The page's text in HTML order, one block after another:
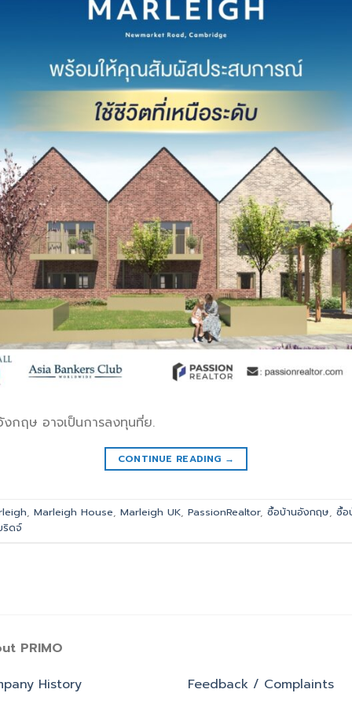
งกฤษ อาจเป็นการลงทุนที่ย.
CONTINUE READING →
, Marleigh House, Marleigh UK, PassionRealtor, ซื้อบ้านอังกฤษ, ซื้อ
ริดจ์
PRIMO
History
Feedback / Complaints